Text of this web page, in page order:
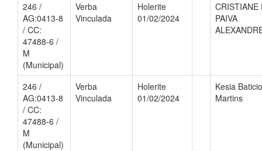
246 /
AG:0413-8
/ CC:
47488-6 /
M
(Municipal)
Verba
Vinculada
Holerite
01/02/2024
CRISTIANE
PAIVA
246 /
AG:0413-8
/ CC:
47488-6 /
M
(Municipal)
Verba
Vinculada
Holerite
01/02/2024
Kesia
Martins